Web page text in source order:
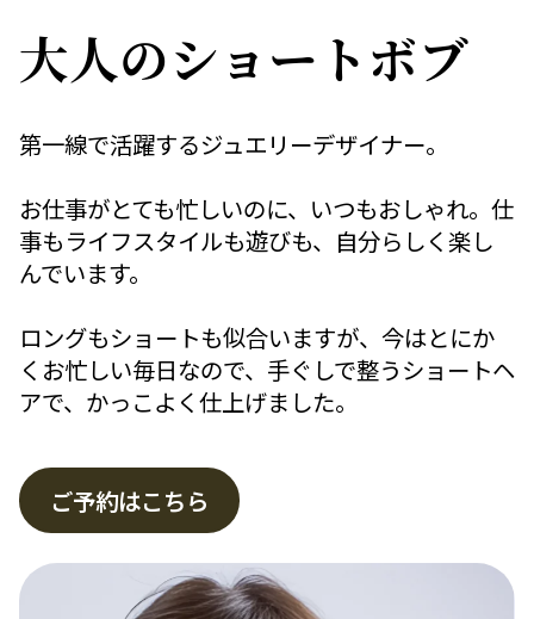
大人のショートボブ
第一線で活躍するジュエリーデザイナー。
お仕事がとても忙しいのに、いつもおしゃれ。仕
事もライフスタイルも遊びも、自分らしく楽し
んでいます。
ロングもショートも似合いますが、今はとにか
くお忙しい毎日なので、手ぐしで整うショートヘ
アで、かっこよく仕上げました。
ご予約はこちら